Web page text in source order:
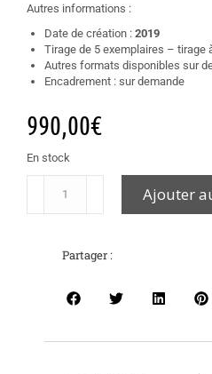
Autres informations :
Date de création : 2019
Tirage de 5 exemplaires – tirage
Autres formats disponibles sur
Encadrement : sur demande
990,00€
En stock
Ajouter
Partager :